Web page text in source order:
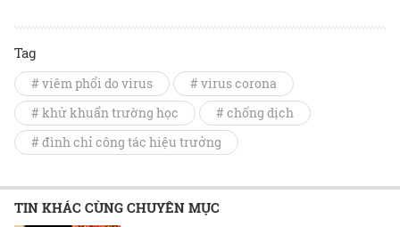
Tag
# viêm phổi do virus
# virus corona
# khử khuẩn trường học
# chống dịch
# đình chỉ công tác hiệu trưởng
TIN KHÁC CÙNG CHUYÊN MỤC